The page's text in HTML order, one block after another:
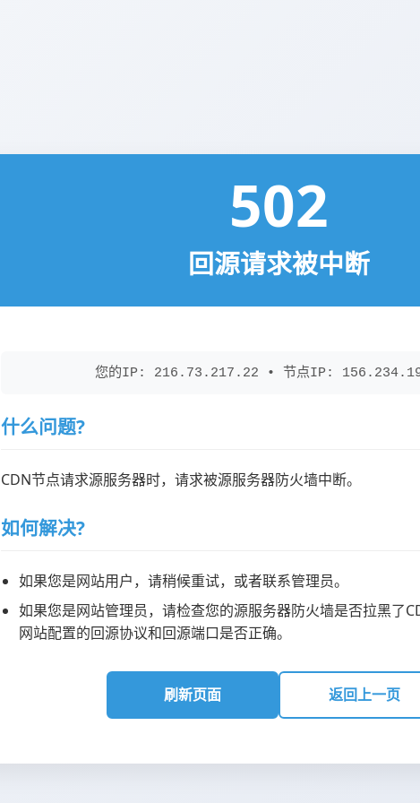
502
回源请求被中断
您的IP: 216.73.217.22 • 节点IP:
什么问题?
CDN节点请求源服务器时，请求被源服务器防火墙中断。
如何解决?
如果您是网站用户，请稍候重试，或者联系管理员。
如果您是网站管理员，请检查您的源服务器防火墙是否拉黑了
网站配置的回源协议和回源端口是否正确。
刷新页面 返回上一页